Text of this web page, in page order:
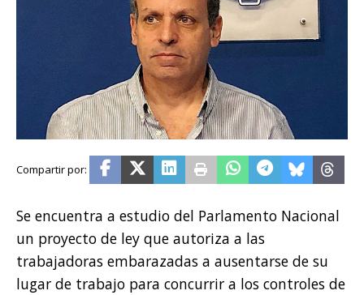
Se encuentra a estudio del Parlamento Nacional
un proyecto de ley que autoriza a las
trabajadoras embarazadas a ausentarse de su
lugar de trabajo para concurrir a los controles de